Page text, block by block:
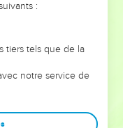
les doutes, les erreurs
alors même que ce
et responsables
afin que leurs erreurs
:
tiers tels que de la
notre service de